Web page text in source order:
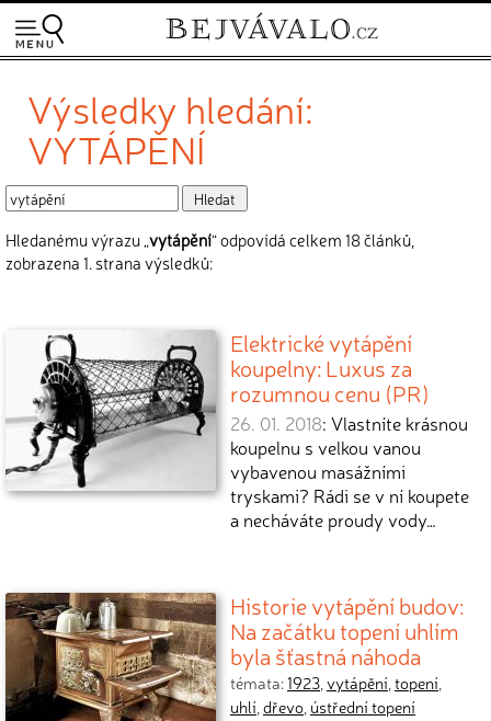
Výsledky hledání:
VYTÁPĚNÍ
Hledanému výrazu „vytápění“ odpovídá celkem 18 článků,
zobrazena 1. strana výsledků:
Elektrické vytápění
koupelny: Luxus za
rozumnou cenu (PR)
26. 01. 2018: Vlastníte krásnou
koupelnu s velkou vanou
vybavenou masážními
tryskami? Rádi se v ní koupete
a necháváte proudy vody…
Historie vytápění budov:
Na začátku topení uhlím
byla šťastná náhoda
témata:1923,vytápění,topení,
uhlí,dřevo, ústřední topení